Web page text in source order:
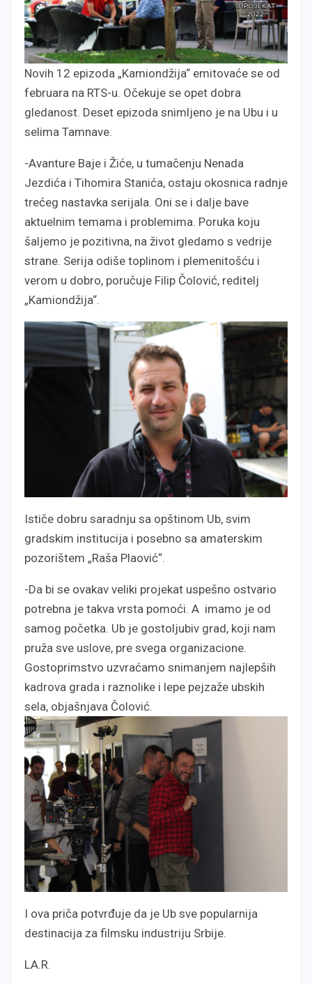
Novih 12 epizoda „Kamiondžija“ emitovaće se od
februara na RTS-u. Očekuje se opet dobra
gledanost. Deset epizoda snimljeno je na Ubu i u
selima Tamnave.
-Avanture Baje i Žiće, u tumačenju Nenada
Jezdića i Tihomira Stanića, ostaju okosnica radnje
trećeg nastavka serijala. Oni se i dalje bave
aktuelnim temama i problemima. Poruka koju
šaljemo je pozitivna, na život gledamo s vedrije
strane. Serija odiše toplinom i plemenitošću i
verom u dobro, poručuje Filip Čolović, reditelj
„Kamiondžija“.
Ističe dobru saradnju sa opštinom Ub, svim
gradskim institucija i posebno sa amaterskim
pozorištem „Raša Plaović“.
-Da bi se ovakav veliki projekat uspešno ostvario
potrebna je takva vrsta pomoći. A imamo je od
samog početka. Ub je gostoljubiv grad, koji nam
pruža sve uslove, pre svega organizacione.
Gostoprimstvo uzvraćamo snimanjem najlepših
kadrova grada i raznolike i lepe pejzaže ubskih
sela, objašnjava Čolović.
I ova priča potvrđuje da je Ub sve popularnija
destinacija za filmsku industriju Srbije.
LA.R.